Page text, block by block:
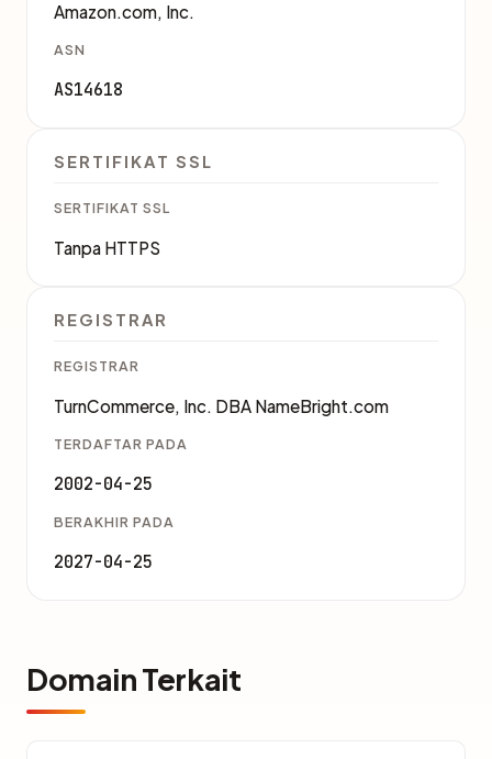
Amazon.com, Inc.
ASN
AS14618
SERTIFIKAT SSL
SERTIFIKAT SSL
Tanpa HTTPS
REGISTRAR
REGISTRAR
TurnCommerce, Inc. DBA NameBright.com
TERDAFTAR PADA
2002-04-25
BERAKHIR PADA
2027-04-25
Domain Terkait